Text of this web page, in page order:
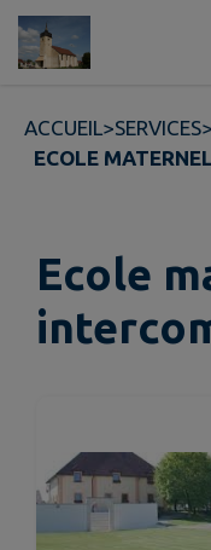
Contenu
ACCUEIL>SERVICES>
ECOLE
Ecole